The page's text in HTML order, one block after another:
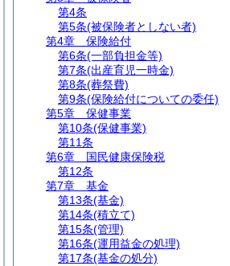
第4条
第5条(被保険者としない者)
第4章
保険給付
第6条(一部負担金等)
第7条(出産育児一時金)
第8条(葬祭費)
第9条(保険給付についての委任)
第5章
保健事業
第10条(保健事業)
第11条
第6章
国民健康保険税
第12条
第7章
基金
第13条(基金)
第14条(積立て)
第15条(管理)
第16条(運用益金の処理)
第17条(基金の処分)